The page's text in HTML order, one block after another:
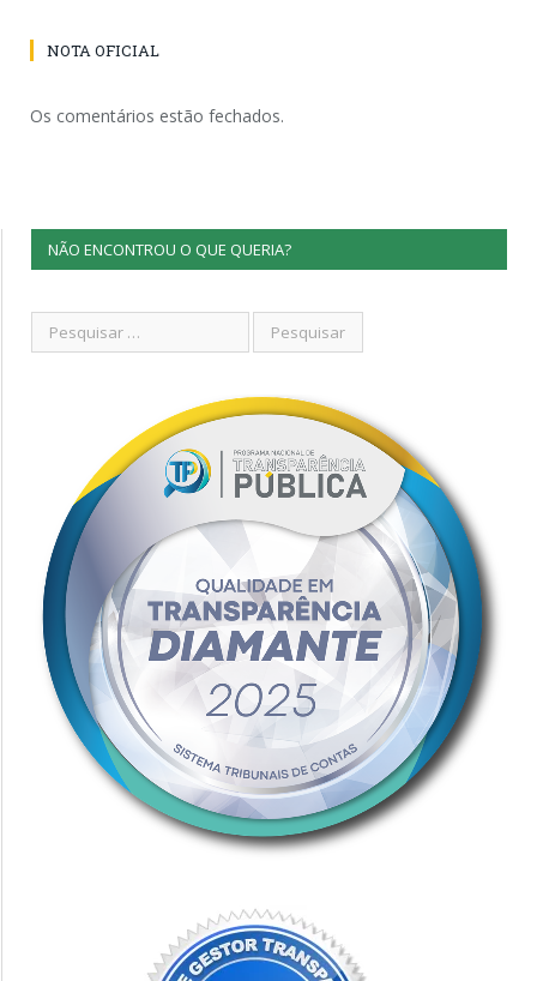
NOTA OFICIAL
Os comentários estão fechados.
NÃO ENCONTROU O QUE QUERIA?